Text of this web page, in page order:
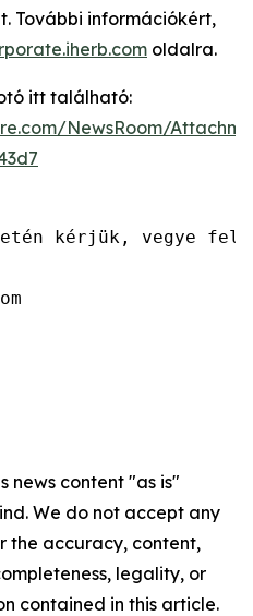
További információkért,
oldalra.
itt található:
NewsRoom/
kérjük, vegye
news content "as is"
We do not accept any
the accuracy, content,
legality, or
contained in this article.